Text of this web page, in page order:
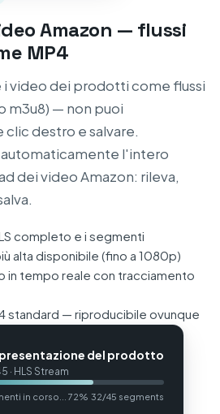
Amazon — flussi
MP4
video dei prodotti come flussi
m3u8) — non puoi
destro e salvare.
l'intero
dei video Amazon: rileva,
completo e i segmenti
alta disponibile (fino a 1080p)
in tempo reale con tracciamento
standard — riproducibile ovunque
del prodotto
· HLS Stream
in corso... 72% 32/45 segments